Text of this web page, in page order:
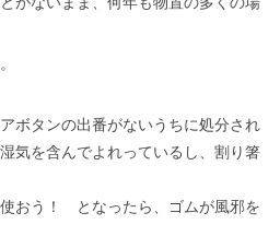
ボタンの出番がないうちに処分され
気を含んでよれっているし、割り箸
おう！ となったら、ゴムが風邪を